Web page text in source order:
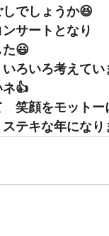
でしょうか😆
サートとなり
た😃
ろいろ考えてい
ネ👍
笑顔をモット
ステキな年にな